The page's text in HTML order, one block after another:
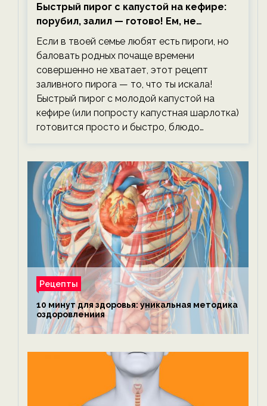
Быстрый пирог с капустой на кефире:
порубил, залил — готово! Ем, не
тревожась о фигуре!
Если в твоей семье любят есть пироги, но
баловать родных почаще времени
совершенно не хватает, этот рецепт
заливного пирога — то, что ты искала!
Быстрый пирог с молодой капустой на
кефире (или попросту капустная шарлотка)
готовится просто и быстро, блюдо…
Рецепты
10 минут для здоровья: уникальная методика
оздоровлениия